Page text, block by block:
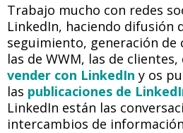
Trabajo mucho con redes
LinkedIn, haciendo difusión
seguimiento, generación de
las de WWM, las de clientes,
vender con LinkedIn y os
las publicaciones de
LinkedIn están las
intercambios de